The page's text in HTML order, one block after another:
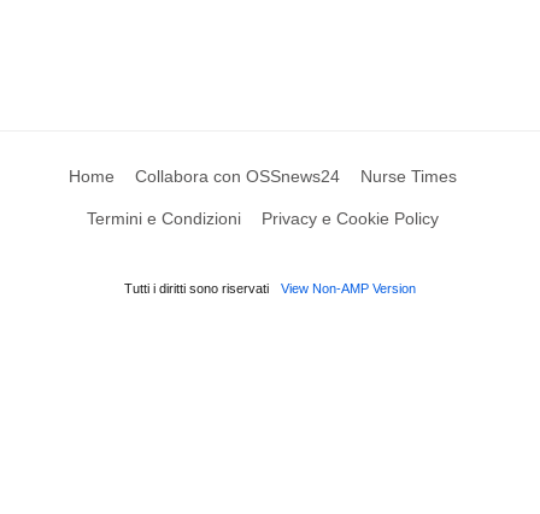
Home Collabora con OSSnews24 Nurse Times
Termini e Condizioni Privacy e Cookie Policy
Tutti i diritti sono riservati View Non-AMP Version